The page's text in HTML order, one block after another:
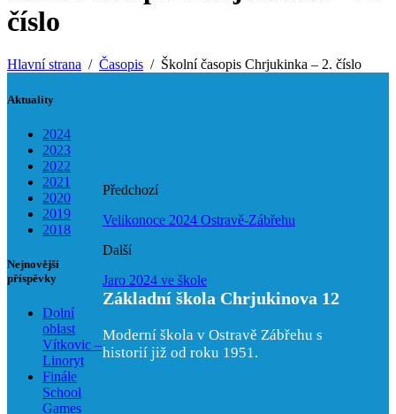
číslo
Hlavní strana Časopis Školní časopis Chrjukinka – 2. číslo
Aktuality
2024
2023
2022
2021
2020
2019
2018
Nejnovější
příspěvky
Dolní
oblast
Vítkovic –
Linoryt
Finále
School
Games
Předchozí
Velikonoce 2024 Ostravě-Zábřehu
Další
Jaro 2024 ve škole
Základní škola Chrjukinova 12
Moderní škola v Ostravě Zábřehu s
historií již od roku 1951.